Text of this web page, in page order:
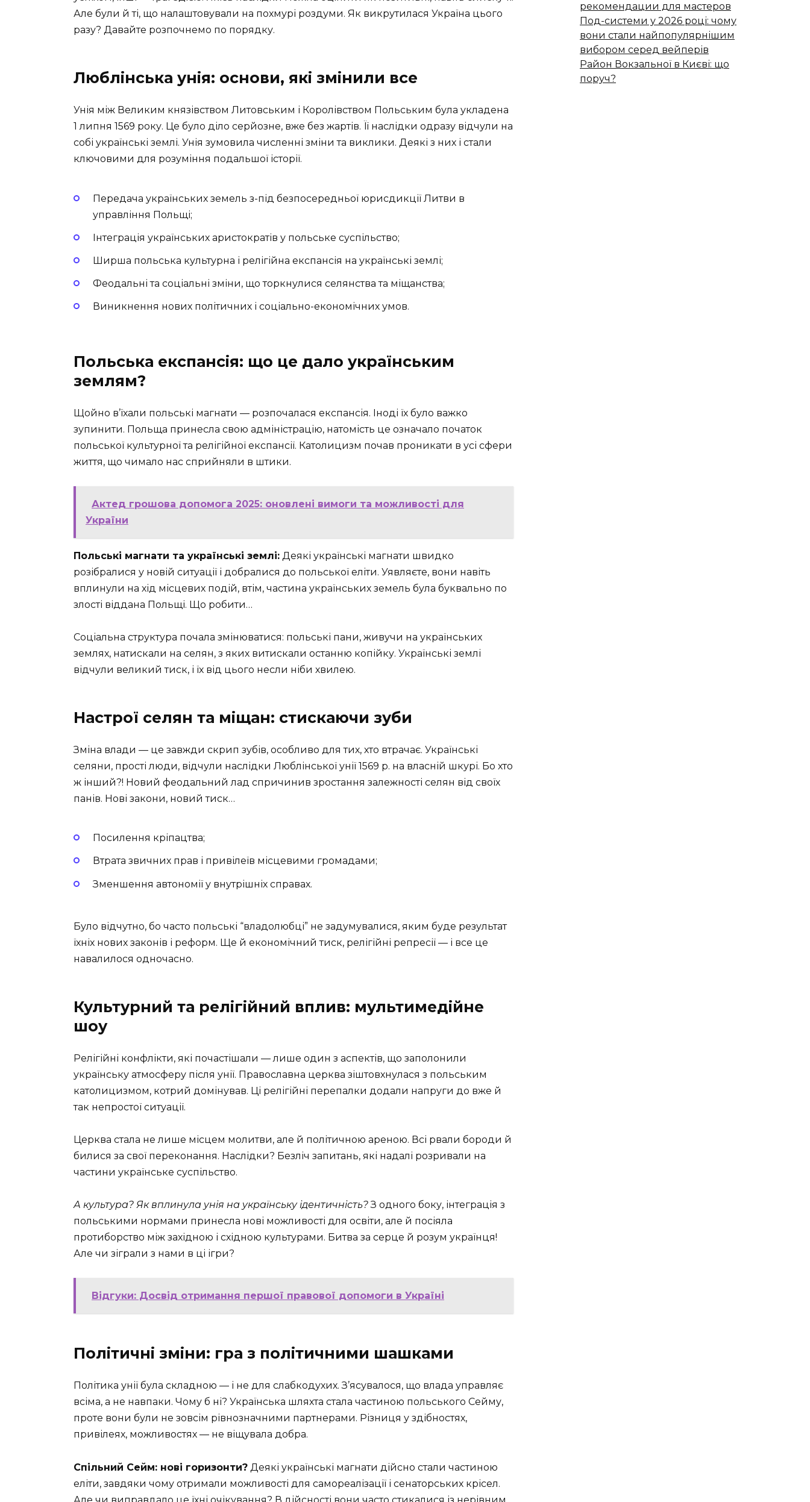
Але були й ті, що налаштовували на похмурі роздуми. Як викрутилася Україна цього
разу? Давайте розпочнемо по порядку.
Люблінська унія: основи, які змінили все
Унія між Великим князівством Литовським і Королівством Польським була укладена
1 липня 1569 року. Це було діло серйозне, вже без жартів. Її наслідки одразу відчули на
собі українські землі. Унія зумовила численні зміни та виклики. Деякі з них і стали
ключовими для розуміння подальшої історії.
Передача українських земель з-під безпосередньої юрисдикції Литви в
управління Польщі;
Інтеграція українських аристократів у польське суспільство;
Ширша польська культурна і релігійна експансія на українські землі;
Феодальні та соціальні зміни, що торкнулися селянства та міщанства;
Виникнення нових політичних і соціально-економічних умов.
Польська експансія: що це дало українським
землям?
Щойно в’їхали польські магнати — розпочалася експансія. Іноді їх було важко
зупинити. Польща принесла свою адміністрацію, натомість це означало початок
польської культурної та релігійної експансії. Католицизм почав проникати в усі сфери
життя, що чимало нас сприйняли в штики.
Актед грошова допомога 2025: оновлені вимоги та можливості для
України
Польські магнати та українські землі: Деякі українські магнати швидко
розібралися у новій ситуації і добралися до польської еліти. Уявляєте, вони навіть
вплинули на хід місцевих подій, втім, частина українських земель була буквально по
злості віддана Польщі. Що робити…
Соціальна структура почала змінюватися: польські пани, живучи на українських
землях, натискали на селян, з яких витискали останню копійку. Українські землі
відчули великий тиск, і їх від цього несли ніби хвилею.
Настрої селян та міщан: стискаючи зуби
Зміна влади — це завжди скрип зубів, особливо для тих, хто втрачає. Українські
селяни, прості люди, відчули наслідки Люблінської унії 1569 р. на власній шкурі. Бо хто
ж інший?! Новий феодальний лад спричинив зростання залежності селян від своїх
панів. Нові закони, новий тиск…
Посилення кріпацтва;
Втрата звичних прав і привілеїв місцевими громадами;
Зменшення автономії у внутрішніх справах.
Було відчутно, бо часто польські “владолюбці” не задумувалися, яким буде результат
їхніх нових законів і реформ. Ще й економічний тиск, релігійні репресії — і все це
навалилося одночасно.
Культурний та релігійний вплив: мультимедійне
шоу
Релігійні конфлікти, які почастішали — лише один з аспектів, що заполонили
українську атмосферу після унії. Православна церква зіштовхнулася з польським
католицизмом, котрий домінував. Ці релігійні перепалки додали напруги до вже й
так непростої ситуації.
Церква стала не лише місцем молитви, але й політичною ареною. Всі рвали бороди й
билися за свої переконання. Наслідки? Безліч запитань, які надалі розривали на
частини українське суспільство.
А культура? Як вплинула унія на українську ідентичність?З одного боку, інтеграція з
польськими нормами принесла нові можливості для освіти, але й посіяла
протиборство між західною і східною культурами. Битва за серце й розум українця!
Але чи зіграли з нами в ці ігри?
Відгуки: Досвід отримання першої правової допомоги в Україні
Політичні зміни: гра з політичними шашками
Політика унії була складною — і не для слабкодухих. З’ясувалося, що влада управляє
всіма, а не навпаки. Чому б ні? Українська шляхта стала частиною польського Сейму,
проте вони були не зовсім рівнозначними партнерами. Різниця у здібностях,
привілеях, можливостях — не віщувала добра.
Спільний Сейм: нові горизонти? Деякі українські магнати дійсно стали частиною
еліти, завдяки чому отримали можливості для самореалізації і сенаторських крісел.
Але чи виправдало це їхні очікування? В дійсності вони часто стикалися із нерівним
рекомендации для мастеров
Под-системи у 2026 році: чому
вони стали найпопулярнішим
вибором серед вейперів
Район Вокзальної в Києві: що
поруч?